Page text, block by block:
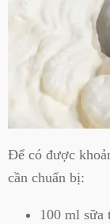
Để có được
cần chuẩn bị:
100 ml sữa